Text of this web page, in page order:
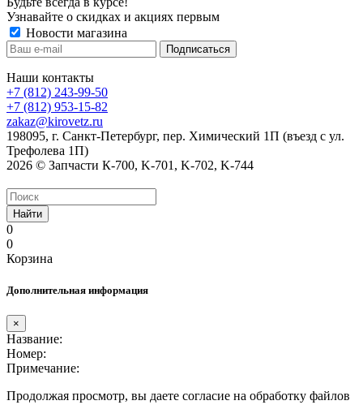
Узнавайте о скидках и акциях первым
Новости магазина
Наши контакты
+7 (812) 243-99-50
+7 (812) 953-15-82
zakaz@kirovetz.ru
198095, г. Санкт-Петербург, пер. Химический 1П (въезд с ул.
Трефолева 1П)
2026 © Запчасти К-700, K-701, K-702, K-744
Найти
0
0
Корзина
Дополнительная информация
×
Название:
Номер:
Примечание:
Продолжая просмотр, вы даете согласие на обработку файлов